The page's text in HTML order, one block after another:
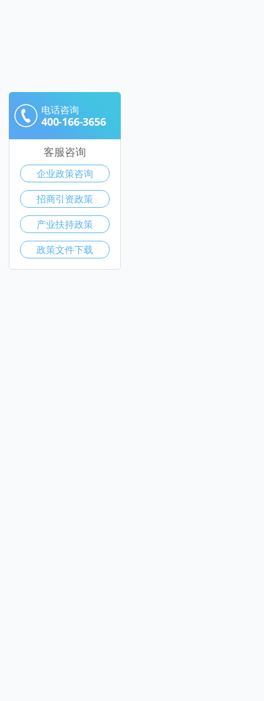
电话咨询
400-166-3656
客服咨询
企业政策咨询
招商引资政策
产业扶持政策
政策文件下载